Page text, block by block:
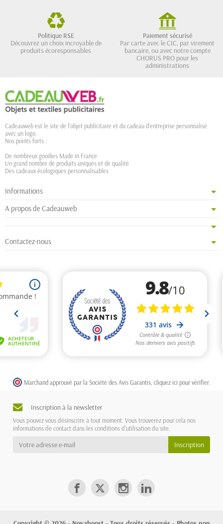
Politique RSE
Découvrez un choix incroyable de
produits écoresponsables
Paiement sécurisé
Par carte avec le CIC, par virement
bancaire, ou avec notre compte
CHORUS PRO pour les
administrations
Cadeauweb est le site de l'objet publicitaire et du cadeau d'entreprise personnalisé
avec un logo.
Nos points forts :
De nombreux goodies Made in France
Un grand nombre de produits uniques et de qualité
Des cadeaux écologiques personnalisables
Informations
A propos de Cadeauweb
Contactez-nous
Marchand approuvé par la Société des Avis Garantis, cliquez ici pour vérifier
Inscription à la newsletter
Vous pouvez vous désinscrire à tout moment. Vous trouverez pour cela nos
informations de contact dans les conditions d'utilisation du site.